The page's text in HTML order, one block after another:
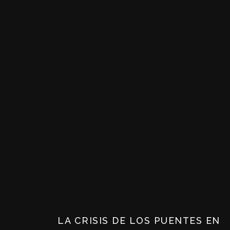
LA CRISIS DE LOS PUENTES EN